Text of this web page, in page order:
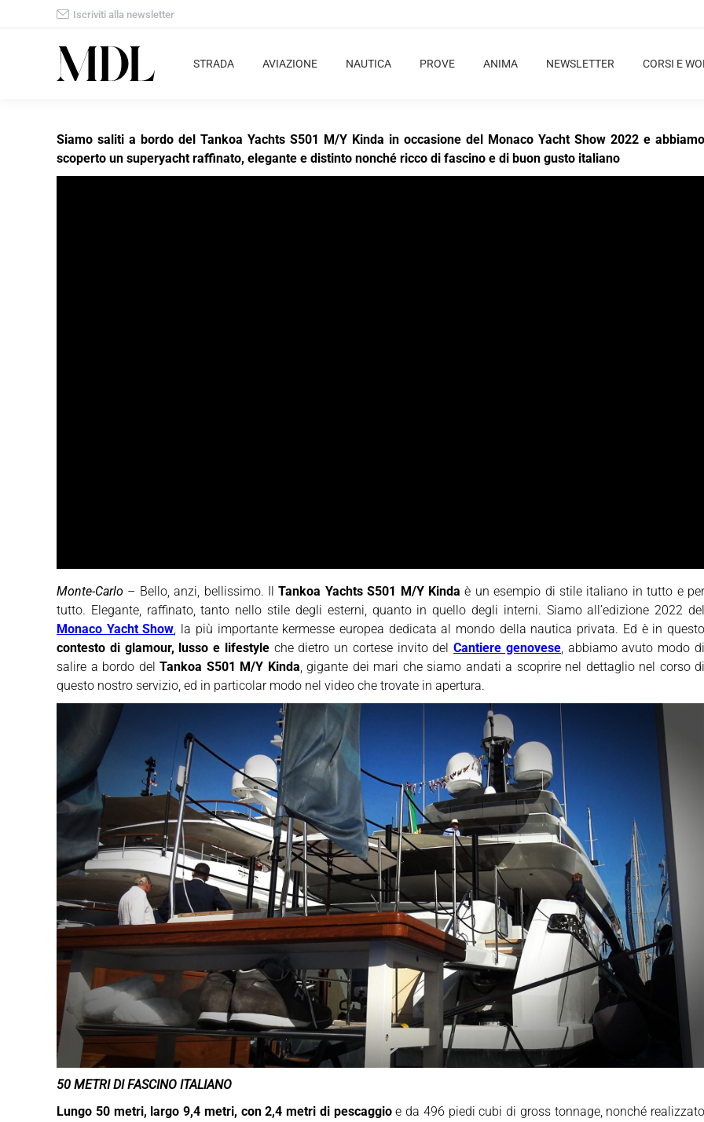
Iscriviti alla newsletter
STRADA AVIAZIONE NAUTICA PROVE ANIMA NEWSLETTER CORSI E
Siamo saliti a bordo del Tankoa Yachts S501 M/Y Kinda in occasione del Monaco Yacht Show 2022 e abbiamo
scoperto un superyacht raffinato, elegante e distinto nonché ricco di fascino e di buon gusto italiano
Monte-Carlo – Bello, anzi, bellissimo. IlTankoa Yachts S501 M/Y Kinda è un esempio di stile italiano in tutto e
tutto. Elegante, raffinato, tanto nello stile degli esterni, quanto in quello degli interni. Siamo all’edizione 2022 del
Monaco Yacht Show, la più importante kermesse europea dedicata al mondo della nautica privata. Ed è in
contesto di glamour, lusso e lifestyleche dietro un cortese invito delCantiere genovese, abbiamo avuto modo
salire a bordo del Tankoa S501 M/Y Kinda, gigante dei mari che siamo andati a scoprire nel dettaglio nel corso di
questo nostro servizio, ed in particolar modo nel video che trovate in apertura.
50 METRI DI FASCINO ITALIANO
Lungo 50 metri, largo 9,4 metri, con 2,4 metri di pescaggioe da 496 piedi cubi di gross tonnage, nonché realizzato